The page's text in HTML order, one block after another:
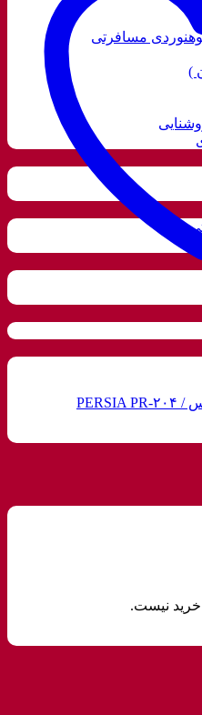
مسافرتی
)
نیست.